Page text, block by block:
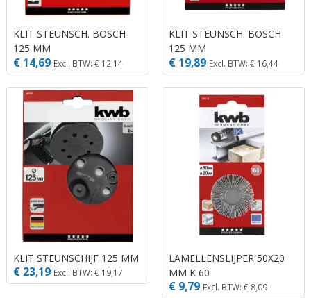
KLIT STEUNSCH. BOSCH
125 MM
€ 14,69 Excl. BTW: € 12,14
KLIT STEUNSCH. BOSCH
125 MM
€ 19,89 Excl. BTW: € 16,44
KLIT STEUNSCHIJF 125 MM
€ 23,19 Excl. BTW: € 19,17
LAMELLENSLIJPER 50X20
MM K 60
€ 9,79 Excl. BTW: € 8,09